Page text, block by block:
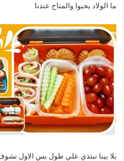
ما الولاد يحبوا والمتاح عندنا
يلا بينا نبتدي علي طول بس الاول